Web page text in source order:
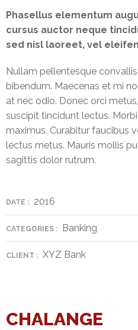
Phasellus elementum
cursus auctor neque
sed nisl laoreet, vel
Nullam pellentesque
bibendum. Maecenas et mi
at nec odio. Donec orci
suscipit tincidunt lectus.
maximus. Curabitur faucibus
lectus metus. Mauris mollis
sagittis dolor rutrum.
DATE : 2016
CATEGORIES : Banking
CLIENT : XYZ Bank
CHALANGE
Alerts
Missed
Alerts
Stamp
Franking
Bills
Collection
&
Lockers